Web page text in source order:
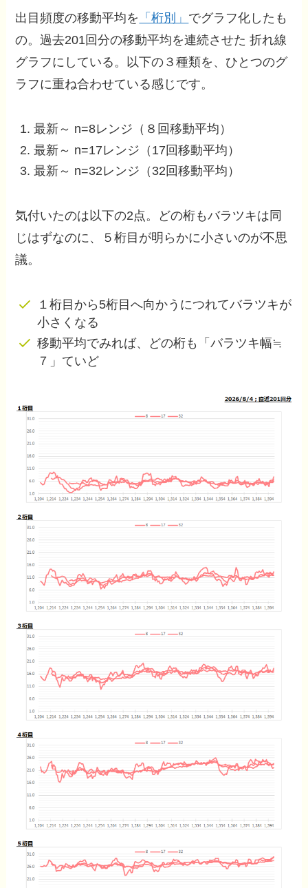
出目頻度の移動平均を 「桁別」 でグラフ化したも
の。過去201回分の移動平均を連続させた 折れ線
グラフにしている。以下の３種類を、ひとつのグ
ラフに重ね合わせている感じです。
最新～ n=8レンジ（８回移動平均）
最新～ n=17レンジ（17回移動平均）
最新～ n=32レンジ（32回移動平均）
気付いたのは以下の2点。どの桁もバラツキは同
じはずなのに、５桁目が明らかに小さいのが不思
議。
１桁目から5桁目へ向かうにつれてバラツキが
小さくなる
移動平均でみれば、どの桁も「バラツキ幅≒
７」ていど